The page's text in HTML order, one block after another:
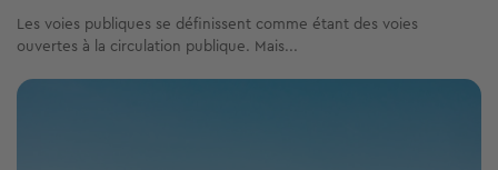
Les voies publiques se définissent comme étant des voies
ouvertes à la circulation publique. Mais...
Image